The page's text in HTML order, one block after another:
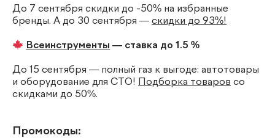
До 7 сентября скидки до -50% на избранные
бренды. А до 30 сентября — скидки до 93%!
Всеинструменты — ставка до 1.5 %
До 15 сентября — полный газ к выгоде: автотовары
и оборудование для СТО! Подборка товаров со
скидками до 50%.
Промокоды: